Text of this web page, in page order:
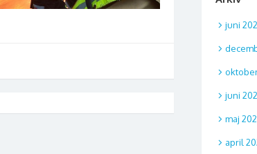
juni
juni
maj
april